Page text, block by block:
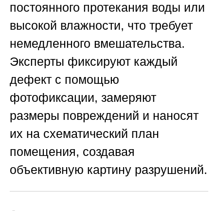
постоянного протекания воды или
высокой влажности, что требует
немедленного вмешательства.
Эксперты фиксируют каждый
дефект с помощью
фотофиксации, замеряют
размеры повреждений и наносят
их на схематический план
помещения, создавая
объективную картину разрушений.